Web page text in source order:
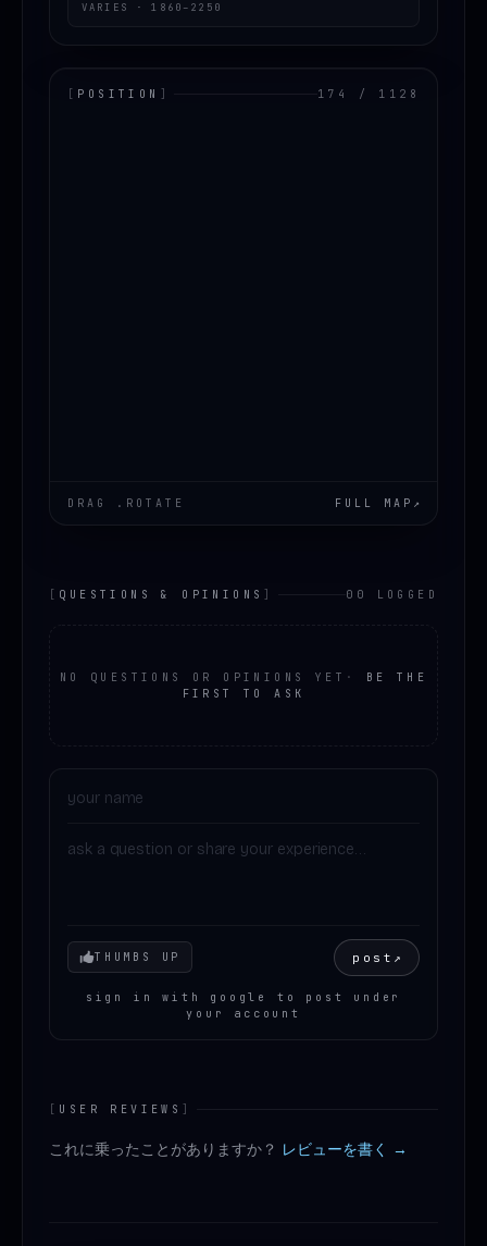
VARIES · 1860–2250
[ POSITION ] 174 / 1128
DRAG .ROTATE FULL MAP ↗
[ QUESTIONS & OPINIONS ] 00 LOGGED
NO QUESTIONS OR OPINIONS YET ·
BE THE
FIRST TO ASK
Your mood
THUMBS UP post ↗
sign in with google to post under
your account
[ USER REVIEWS ]
これに乗ったことがありますか？ レビューを書く →